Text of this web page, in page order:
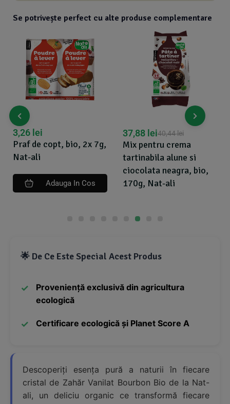
Se potrivește perfect cu alte produse complementare
Praf de copt, bio, 2x 7g,
Nat-ali
3,26 lei
Adauga In Cos
Mix pentru crema
tartinabila alune si
ciocolata neagra, bio,
170g, Nat-ali
40,44lei
37,88 lei
🌟 De Ce Este Special Acest Produs
Proveniență exclusivă din agricultura
ecologică
Certificare ecologică și Planet Score A
Descoperiți esența pură a naturii în fiecare
cristal de Zahăr Vanilat Bourbon Bio de la Nat-
ali, un deliciu organic ce transformă fiecare